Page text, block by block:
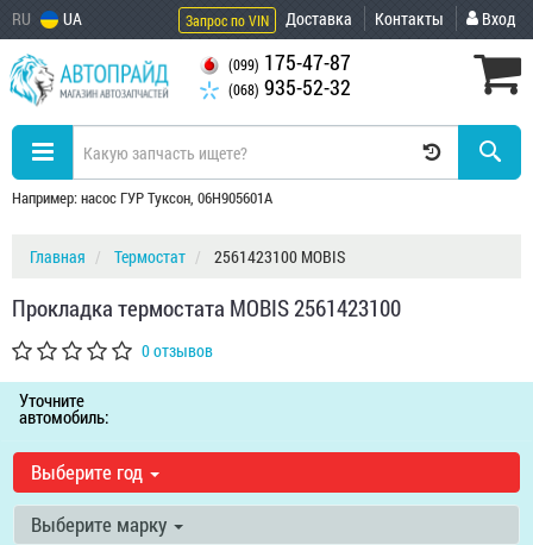
RU UA Запрос по VIN Доставка Контакты Вход
(099) 175-47-87
(068) 935-52-32
Например: насос ГУР Туксон, 06H905601A
Главная Термостат 2561423100 MOBIS
Прокладка термостата MOBIS 2561423100
0 отзывов
Уточните
автомобиль:
Выберите год
Выберите марку